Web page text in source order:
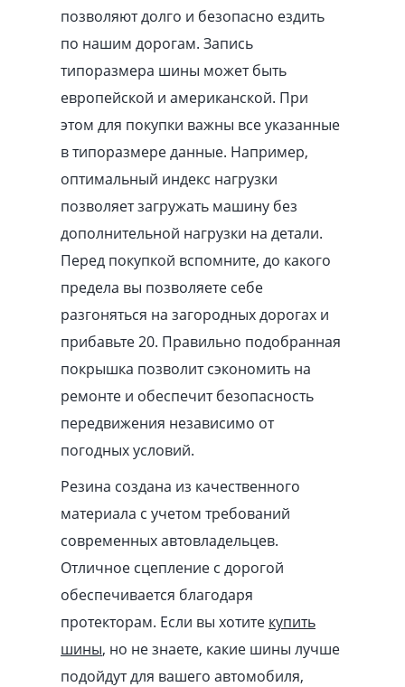
позволяют долго и безопасно ездить
по нашим дорогам. Запись
типоразмера шины может быть
европейской и американской. При
этом для покупки важны все указанные
в типоразмере данные. Например,
оптимальный индекс нагрузки
позволяет загружать машину без
дополнительной нагрузки на детали.
Перед покупкой вспомните, до какого
предела вы позволяете себе
разгоняться на загородных дорогах и
прибавьте 20. Правильно подобранная
покрышка позволит сэкономить на
ремонте и обеспечит безопасность
передвижения независимо от
погодных условий.
Резина создана из качественного
материала с учетом требований
современных автовладельцев.
Отличное сцепление с дорогой
обеспечивается благодаря
протекторам. Если вы хотите купить
шины, но не знаете, какие шины лучше
подойдут для вашего автомобиля,